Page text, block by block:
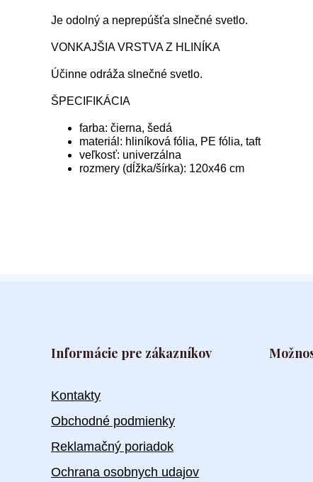
Je odolný a neprepúšťa slnečné svetlo.
VONKAJŠIA VRSTVA Z HLINÍKA
Účinne odráža slnečné svetlo.
ŠPECIFIKÁCIA
farba: čierna, šedá
materiál: hliníková fólia, PE fólia, taft
veľkosť: univerzálna
rozmery (dĺžka/šírka): 120x46 cm
Informácie pre zákazníkov
Kontakty
Obchodné podmienky
Reklamačný poriadok
Ochrana osobnych udajov